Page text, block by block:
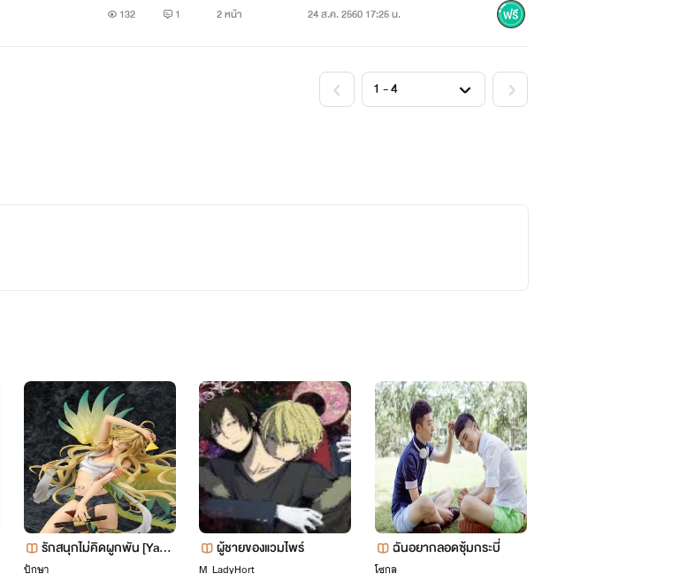
รักการขี่บิ๊กไบร์มากๆๆ
ม่านฟ้า อริสรา ทิพย์พยะกุล อยู่ชั้นม.4
นิสัย : ตลก เป็นกันเอง ขี้งอลแต่หายไว
สิ่งที่รัก : รักการทำเค้กมากก
132 1 2 หน้า 24 ส.ค. 2560 17:25 น.
รักสนุกไม่คิดผูกพัน [Yaoi]
ปักษา
ผู้ชายของแวมไพร์
M_LadyHort
ฉันอยากลอดซุ้มกระบี่
โซกุล